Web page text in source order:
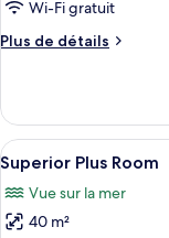
la
chambre :
Suite
grand
lit,
cuisinette,
vue
sur
Wi-Fi gratuit
Plus de détails
Plus
Suite
majestueuse,
1
grand
lit,
cuisinette,
Afficher
toutes
les
photos
6
Superior Plus Room
Vue sur la mer
40 m²